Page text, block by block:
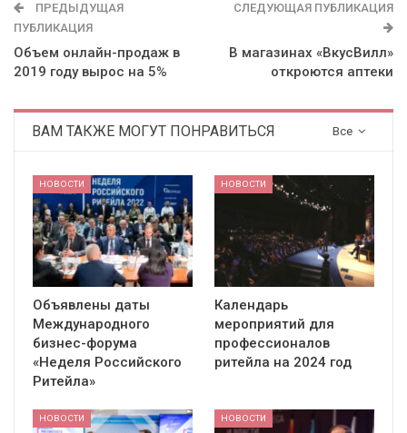
ПРЕДЫДУЩАЯ
ПУБЛИКАЦИЯ
Объем онлайн-продаж в
2019 году вырос на 5%
СЛЕДУЮЩАЯ ПУБЛИКАЦИЯ
В магазинах «ВкусВилл»
откроются аптеки
Все
ВАМ ТАКЖЕ МОГУТ ПОНРАВИТЬСЯ
НОВОСТИ
Объявлены даты
Международного
бизнес-форума
«Неделя Российского
Ритейла»
НОВОСТИ
Календарь
мероприятий для
профессионалов
ритейла на 2024 год
НОВОСТИ НОВОСТИ